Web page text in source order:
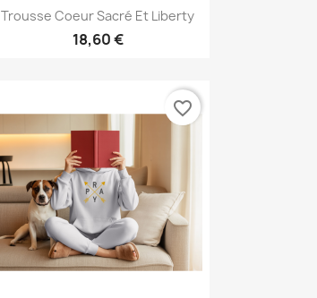
Aperçu rapide
Trousse Coeur Sacré Et Liberty
18,60 €
favorite_border